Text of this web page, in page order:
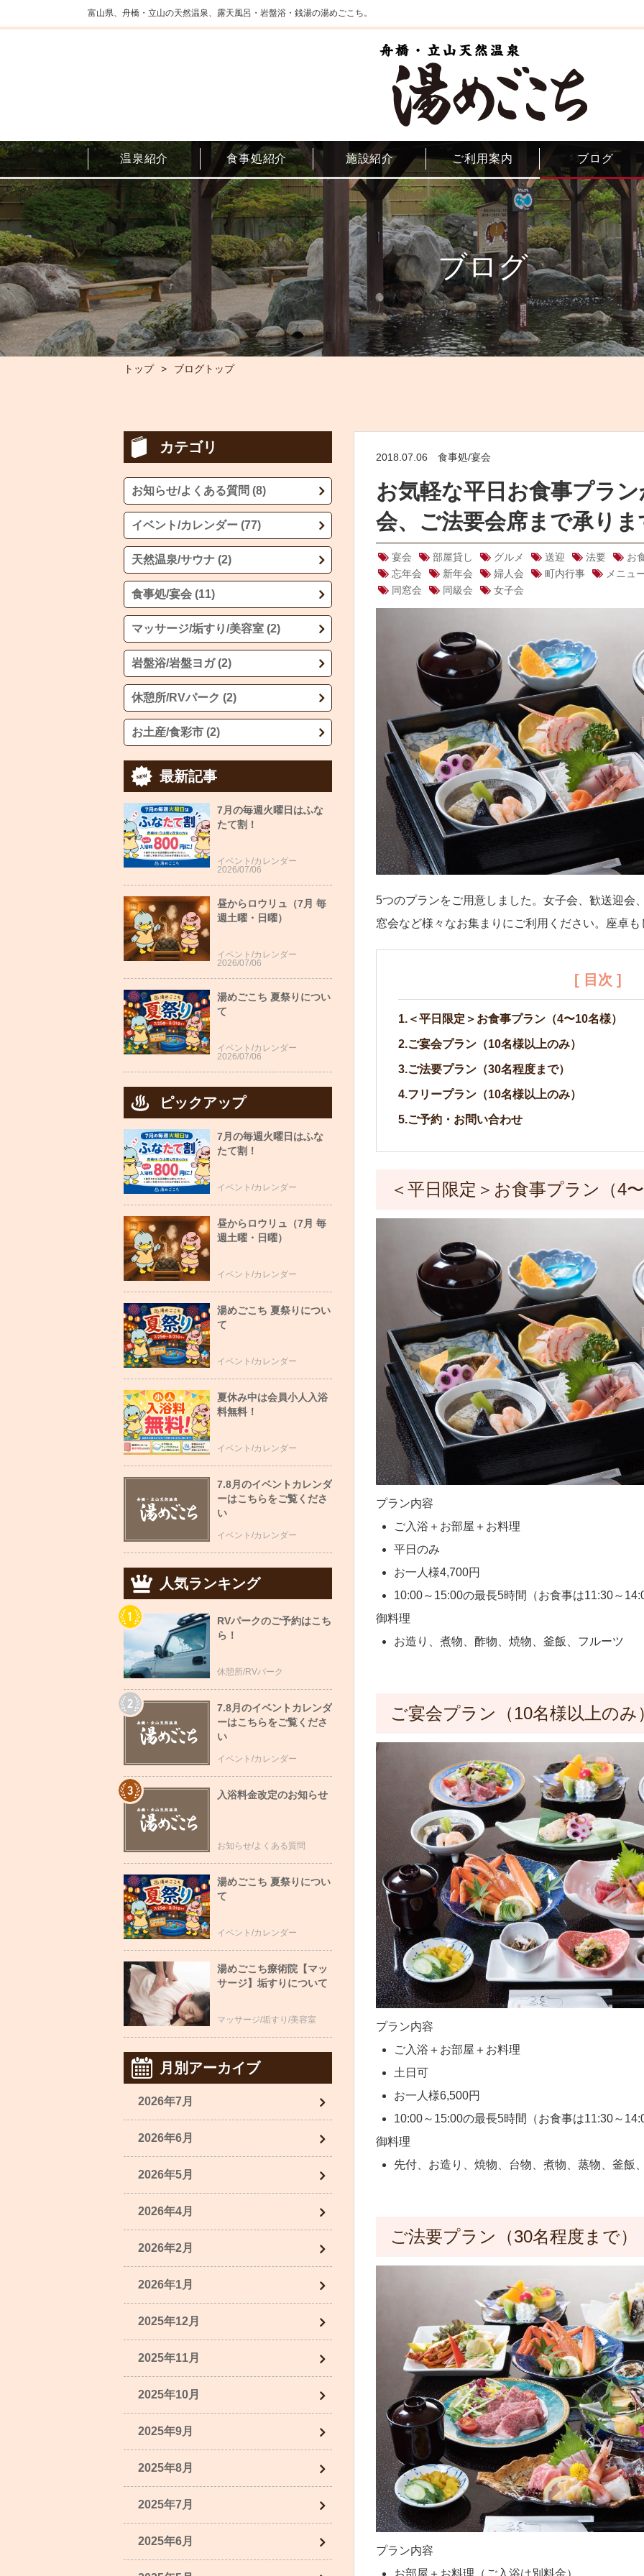
富山県、舟橋・立山の天然温泉、露天風呂・岩盤浴・銭湯の湯めごこち。
温泉紹介 食事処紹介 施設紹介 ご利用案内 ブログ
ブログ
トップ ブログトップ
2018.07.06 食事処/宴会
お気軽な平日お食事プラ
会、ご法要会席まで承りま
宴会 部屋貸し グルメ 送迎 法要
お
忘年会
新年会 婦人会 町内行事
メニュ
同窓会
同級会 女子会
5つのプランをご用意しました。女子会、歓送迎会
窓会など様々なお集まりにご利用ください。座卓
[ 目次 ]
1.＜平日限定＞お食事プラン（4〜10名様）
2.ご宴会プラン（10名様以上のみ）
3.ご法要プラン（30名程度まで）
4.フリープラン（10名様以上のみ）
5.ご予約・お問い合わせ
＜平日限定＞お食事プラン（4
プラン内容
ご入浴＋お部屋＋お料理
平日のみ
お一人様4,700円
10:00～15:00の最長5時間（お食事は11:30～
御料理
お造り、煮物、酢物、焼物、釜飯、フルーツ
ご宴会プラン（10名様以上のみ
プラン内容
ご入浴＋お部屋＋お料理
土日可
お一人様6,500円
10:00～15:00の最長5時間（お食事は11:30～
御料理
先付、お造り、焼物、台物、煮物、蒸物、釜飯
ご法要プラン（30名程度まで）
プラン内容
カテゴリ
お知らせ/よくある質問 (8)
イベント/カレンダー (77)
天然温泉/サウナ (2)
食事処/宴会 (11)
マッサージ/垢すり/美容室 (2)
岩盤浴/岩盤ヨガ (2)
休憩所/RVパーク (2)
お土産/食彩市 (2)
最新記事
7月の毎週火曜日はふな
たて割！
イベント/カレンダー
2026/07/06
昼からロウリュ（7月 毎
週土曜・日曜）
イベント/カレンダー
2026/07/06
湯めごこち 夏祭りについ
て
イベント/カレンダー
2026/07/06
ピックアップ
7月の毎週火曜日はふな
たて割！
イベント/カレンダー
昼からロウリュ（7月 毎
週土曜・日曜）
イベント/カレンダー
湯めごこち 夏祭りについ
て
イベント/カレンダー
夏休み中は会員小人入浴
料無料！
イベント/カレンダー
7.8月のイベントカレンダ
ーはこちらをご覧くださ
い
イベント/カレンダー
人気ランキング
RVパークのご予約はこち
ら！
休憩所/RVパーク
7.8月のイベントカレンダ
ーはこちらをご覧くださ
い
イベント/カレンダー
入浴料金改定のお知らせ
お知らせ/よくある質問
湯めごこち 夏祭りについ
て
イベント/カレンダー
湯めごこち療術院【マッ
サージ】垢すりについて
マッサージ/垢すり/美容室
月別アーカイブ
2026年7月
2026年6月
2026年5月
2026年4月
2026年2月
2026年1月
2025年12月
2025年11月
2025年10月
2025年9月
2025年8月
2025年7月
2025年6月